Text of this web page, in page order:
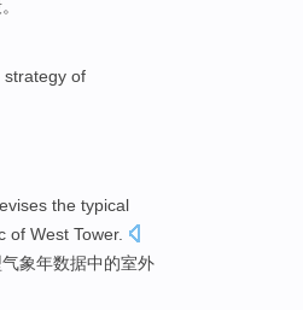
。
strategy of
the typical
of West Tower.
气象年数据中的室外